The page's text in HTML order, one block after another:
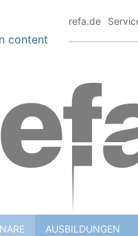
content
info@refa.de
AUSBILDUNGEN